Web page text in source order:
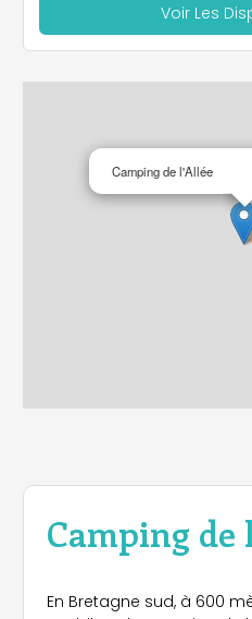
Camping de
En Bretagne sud, à 600
Voir Les
Camping de l'Allée